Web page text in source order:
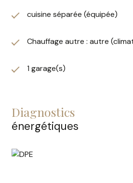
nature, offre une vue imprenable
de Solliès-Pont, vous bénéficiez
exceptionnel.
cuisine séparée (équipée)
Chauffage autre : autre
1 garage(s)
diagnostics
énergétiques